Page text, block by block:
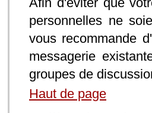
personnelles ne
vous recommande
messagerie
groupes de
Haut de page